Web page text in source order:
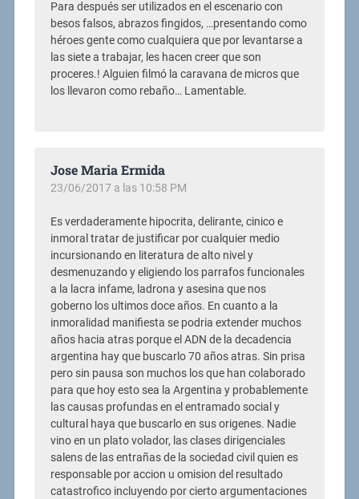
Para después ser utilizados en el escenario con
besos falsos, abrazos fingidos, …presentando como
héroes gente como cualquiera que por levantarse a
las siete a trabajar, les hacen creer que son
proceres.! Alguien filmó la caravana de micros que
los llevaron como rebaño… Lamentable.
Jose Maria Ermida
23/06/2017 a las 10:58 PM
Es verdaderamente hipocrita, delirante, cinico e
inmoral tratar de justificar por cualquier medio
incursionando en literatura de alto nivel y
desmenuzando y eligiendo los parrafos funcionales
a la lacra infame, ladrona y asesina que nos
goberno los ultimos doce años. En cuanto a la
inmoralidad manifiesta se podria extender muchos
años hacia atras porque el ADN de la decadencia
argentina hay que buscarlo 70 años atras. Sin prisa
pero sin pausa son muchos los que han colaborado
para que hoy esto sea la Argentina y probablemente
las causas profundas en el entramado social y
cultural haya que buscarlo en sus origenes. Nadie
vino en un plato volador, las clases dirigenciales
salens de las entrañas de la sociedad civil quien es
responsable por accion u omision del resultado
catastrofico incluyendo por cierto argumentaciones